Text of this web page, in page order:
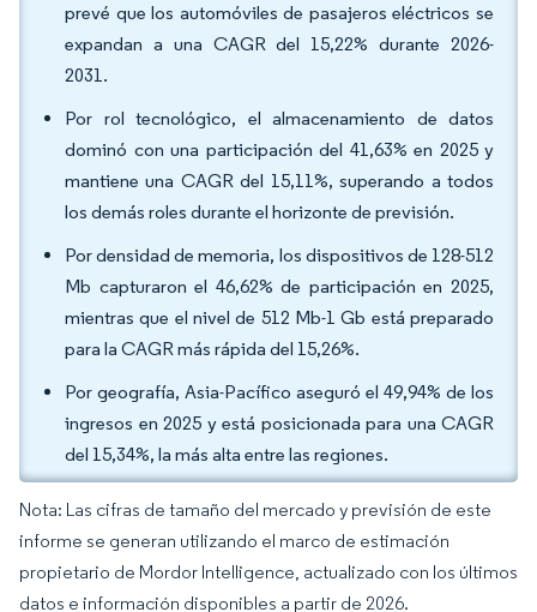
prevé que los automóviles de pasajeros eléctricos se
expandan a una CAGR del 15,22% durante 2026-
2031.
Por rol tecnológico, el almacenamiento de datos
dominó con una participación del 41,63% en 2025 y
mantiene una CAGR del 15,11%, superando a todos
los demás roles durante el horizonte de previsión.
Por densidad de memoria, los dispositivos de 128-512
Mb capturaron el 46,62% de participación en 2025,
mientras que el nivel de 512 Mb-1 Gb está preparado
para la CAGR más rápida del 15,26%.
Por geografía, Asia-Pacífico aseguró el 49,94% de los
ingresos en 2025 y está posicionada para una CAGR
del 15,34%, la más alta entre las regiones.
Nota: Las cifras de tamaño del mercado y previsión de este
informe se generan utilizando el marco de estimación
propietario de Mordor Intelligence, actualizado con los últimos
datos e información disponibles a partir de 2026.